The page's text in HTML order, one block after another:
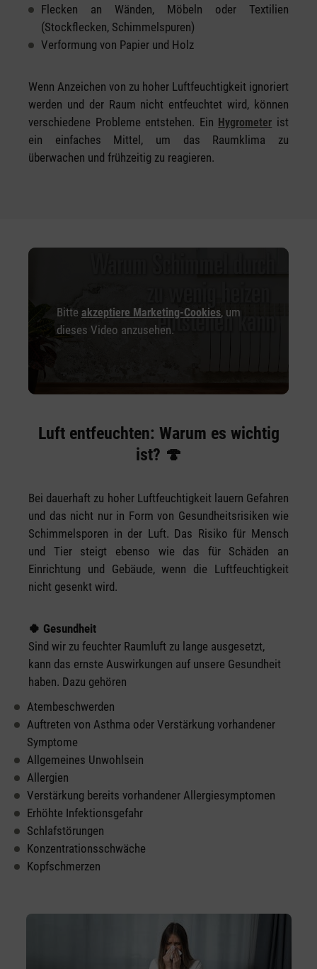
Flecken an Wänden, Möbeln oder Textilien
(Stockflecken, Schimmelspuren)
Verformung von Papier und Holz
Wenn Anzeichen von zu hoher Luftfeuchtigkeit ignoriert
werden und der Raum nicht entfeuchtet wird, können
verschiedene Probleme entstehen. Ein Hygrometer ist
ein einfaches Mittel, um das Raumklima zu
überwachen und frühzeitig zu reagieren.
Bitte akzeptiere Marketing-Cookies, um
dieses Video anzusehen.
Luft entfeuchten: Warum es wichtig
ist? 🍄
Bei dauerhaft zu hoher Luftfeuchtigkeit lauern Gefahren
und das nicht nur in Form von Gesundheitsrisiken wie
Schimmelsporen in der Luft. Das Risiko für Mensch
und Tier steigt ebenso wie das für Schäden an
Einrichtung und Gebäude, wenn die Luftfeuchtigkeit
nicht gesenkt wird.
🍀 Gesundheit
Sind wir zu feuchter Raumluft zu lange ausgesetzt,
kann das ernste Auswirkungen auf unsere Gesundheit
haben. Dazu gehören
Atembeschwerden
Auftreten von Asthma oder Verstärkung vorhandener
Symptome
Allgemeines Unwohlsein
Allergien
Verstärkung bereits vorhandener Allergiesymptomen
Erhöhte Infektionsgefahr
Schlafstörungen
Konzentrationsschwäche
Kopfschmerzen